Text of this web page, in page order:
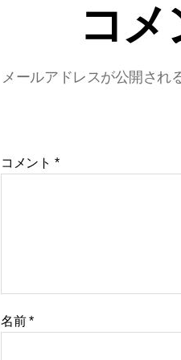
コ
メールアドレスが公開され
コメント *
名前*